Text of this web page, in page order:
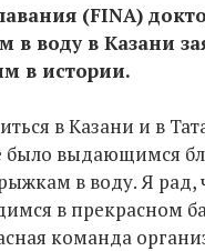
(FINA)
воду в Казани
в истории.
в Казани и в
выдающимся
в воду. Я рад,
в прекрасном
команда